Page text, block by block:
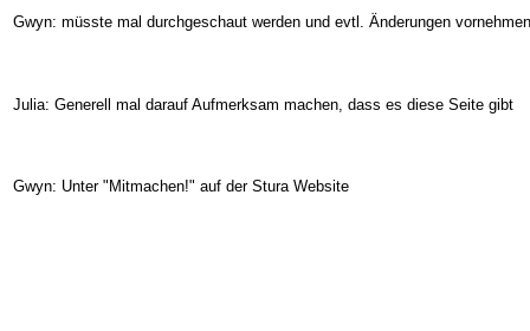
Gwyn: müsste mal durchgeschaut werden und evtl. Änderungen
Julia: Generell mal darauf Aufmerksam machen, dass es diese Seite gibt
Gwyn: Unter "Mitmachen!" auf der Stura Website